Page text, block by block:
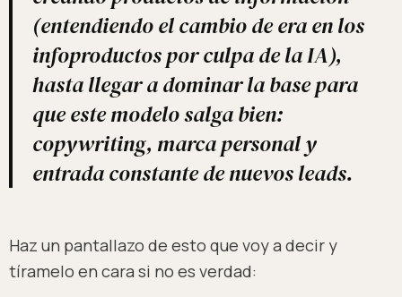
(entendiendo el cambio de era en los
infoproductos por culpa de la IA),
hasta llegar a dominar la base para
que este modelo salga bien:
copywriting, marca personal y
entrada constante de nuevos leads.
Haz un pantallazo de esto que voy a decir y
tíramelo en cara si no es verdad: